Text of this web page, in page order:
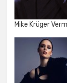
Mike Krüger